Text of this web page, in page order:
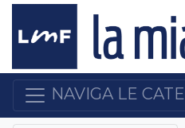
NAVIGA LE